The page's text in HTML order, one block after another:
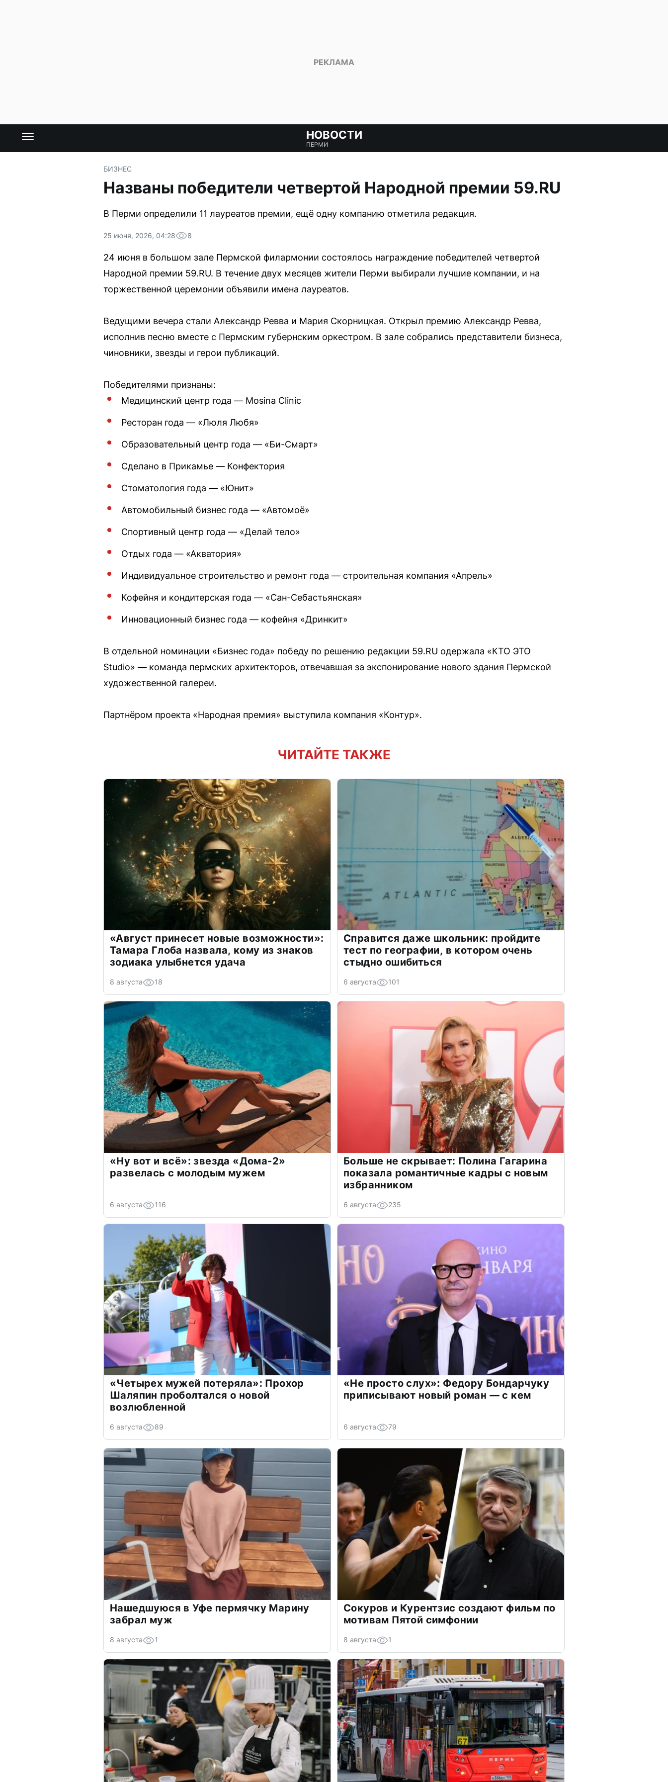
НОВОСТИ
ПЕРМИ
БИЗНЕС
Названы победители четвертой Народной премии 59.RU
В Перми определили 11 лауреатов премии, ещё одну компанию отметила редакция.
25 июня, 2026, 04:28 8
24 июня в большом зале Пермской филармонии состоялось награждение победителей четвертой
Народной премии 59.RU. В течение двух месяцев жители Перми выбирали лучшие компании, и на
торжественной церемонии объявили имена лауреатов.
Ведущими вечера стали Александр Ревва и Мария Скорницкая. Открыл премию Александр Ревва,
исполнив песню вместе с Пермским губернским оркестром. В зале собрались представители бизнеса,
чиновники, звезды и герои публикаций.
Победителями признаны:
Медицинский центр года — Mosina Clinic
Ресторан года — «Люля Любя»
Образовательный центр года — «Би-Смарт»
Сделано в Прикамье — Конфектория
Стоматология года — «Юнит»
Автомобильный бизнес года — «Автомоё»
Спортивный центр года — «Делай тело»
Отдых года — «Акватория»
Индивидуальное строительство и ремонт года — строительная компания «Апрель»
Кофейня и кондитерская года — «Сан-Себастьянская»
Инновационный бизнес года — кофейня «Дринкит»
В отдельной номинации «Бизнес года» победу по решению редакции 59.RU одержала «КТО ЭТО
Studio» — команда пермских архитекторов, отвечавшая за экспонирование нового здания Пермской
художественной галереи.
Партнёром проекта «Народная премия» выступила компания «Контур».
ЧИТАЙТЕ ТАКЖЕ
«Август принесет новые возможности»:
Тамара Глоба назвала, кому из знаков
зодиака улыбнется удача
8 августа 18
Справится даже школьник: пройдите
тест по географии, в котором очень
стыдно ошибиться
6 августа 101
«Ну вот и всё»: звезда «Дома-2»
развелась с молодым мужем
6 августа 116
Больше не скрывает: Полина Гагарина
показала романтичные кадры с новым
избранником
6 августа 235
«Четырех мужей потеряла»: Прохор
Шаляпин проболтался о новой
возлюбленной
6 августа 89
«Не просто слух»: Федору Бондарчуку
приписывают новый роман — с кем
6 августа 79
Нашедшуюся в Уфе пермячку Марину
забрал муж
8 августа 1
Сокуров и Курентзис создают фильм по
мотивам Пятой симфонии
8 августа 1